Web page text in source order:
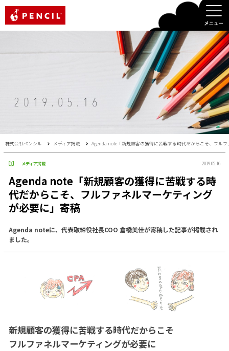
株式会社ペンシル メディア掲載 Agenda note「新規顧客の獲得に苦戦する時代だからこそ、フル
メディア掲載 2019.05.16
Agenda note「新規顧客の獲得に苦戦する時
代だからこそ、フルファネルマーケティング
が必要に」寄稿
Agenda noteに、代表取締役社長COO 倉橋美佳が寄稿した記事が掲載され
ました。
新規顧客の獲得に苦戦する時代だからこそ
フルファネルマーケティングが必要に